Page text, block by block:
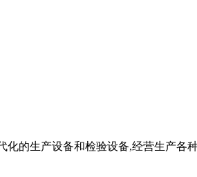
的生产设备和检验设备,经营生产各